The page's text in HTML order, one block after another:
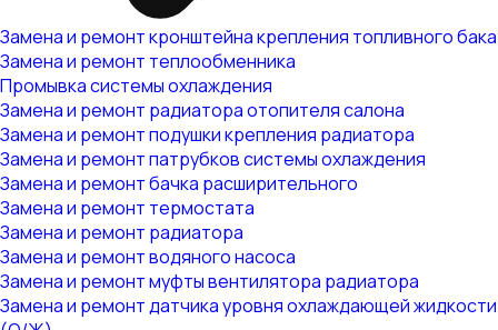
Замена и ремонт кронштейна крепления топливного бака
Замена и ремонт теплообменника
Промывка системы охлаждения
Замена и ремонт радиатора отопителя салона
Замена и ремонт подушки крепления радиатора
Замена и ремонт патрубков системы охлаждения
Замена и ремонт бачка расширительного
Замена и ремонт термостата
Замена и ремонт радиатора
Замена и ремонт водяного насоса
Замена и ремонт муфты вентилятора радиатора
Замена и ремонт датчика уровня охлаждающей жидкости